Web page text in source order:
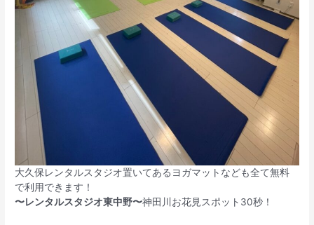
大久保レンタルスタジオ置いてあるヨガマットなども全て無料
で利用できます！
〜レンタルスタジオ東中野〜神田川お花見スポット30秒！